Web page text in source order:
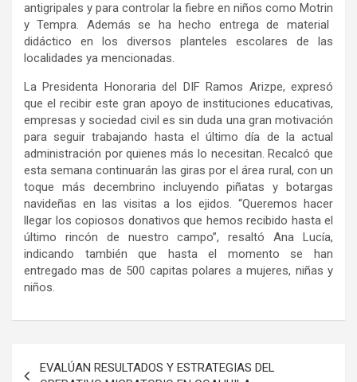
antigripales y para controlar la fiebre en niños como Motrin
yTempra. Además se ha hecho entrega de material
didáctico en los diversos planteles escolares de las
localidades ya mencionadas.
La Presidenta Honoraria del DIF Ramos Arizpe, expresó
que el recibir este gran apoyo de instituciones educativas,
empresas y sociedad civil es sin duda una gran motivación
para seguir trabajando hasta el último día de la actual
administración por quienes más lo necesitan. Recalcó que
esta semana continuarán las giras por el área rural, con un
toque más decembrino incluyendo piñatas y botargas
navideñas en las visitas a los ejidos. “Queremos hacer
llegar los copiosos donativos que hemos recibido hasta el
último rincón de nuestro campo”, resaltó Ana Lucía,
indicando también que hasta el momento se han
entregado mas de 500 capitas polares a mujeres, niñas y
niños.
Navegación
EVALÚAN RESULTADOS Y ESTRATEGIAS DEL